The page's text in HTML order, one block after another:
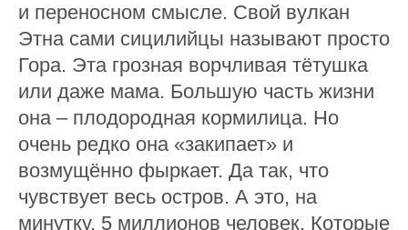
и переносном смысле. Свой вулкан
Этна сами сицилийцы называют просто
Гора. Эта грозная ворчливая тётушка
или даже мама. Большую часть жизни
она – плодородная кормилица. Но
очень редко она «закипает» и
возмущённо фыркает. Да так, что
чувствует весь остров. А это, на
минутку, 5 миллионов человек. Которые